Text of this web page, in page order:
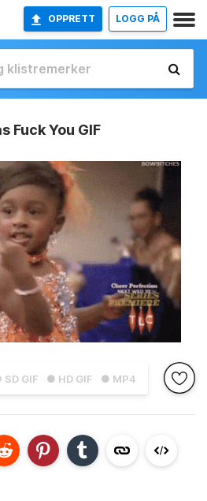
OPPRETT LOGG PÅ
Fuck You GIF
SD GIF ● HD GIF ● MP4